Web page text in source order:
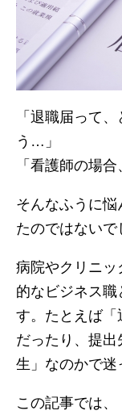
「退職届って
う…」
「看護師の場
そんなふうに
たのではないで
病院やクリニ
的なビジネス職
す。たとえば「
だったり、提
生」なのかで迷
この記事では、